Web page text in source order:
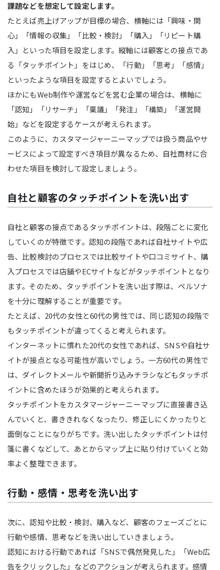
課題などを想定して設定します。
たとえば売上げアップが目標の場合、横軸には「興味・関
心」「情報の収集」「比較・検討」「購入」「リピート購
入」といった項目を設定します。縦軸には顧客との接点であ
る「タッチポイント」をはじめ、「行動」「思考」「感情」
といったような項目を設定するとよいでしょう。
ほかにもWeb制作や運営などを営む企業の場合は、横軸に
「認知」「リサーチ」「稟議」「発注」「構築」「運営開
始」などを設定するケースが考えられます。
このように、カスタマージャーニーマップでは扱う商品やサ
ービスによって設定すべき項目が異なるため、自社商材に合
わせた項目を検討して設定しましょう。
自社と顧客のタッチポイントを洗い出す
自社と顧客の接点であるタッチポイントは、段階ごとに変化
していくのが特徴です。認知の段階であれば自社サイトや広
告、比較検討のプロセスでは比較サイトや口コミサイト、購
入プロセスでは店舗やECサイトなどがタッチポイントとなり
ます。そのため、タッチポイントを洗い出す際は、ペルソナ
を十分に理解することが重要です。
たとえば、20代の女性と60代の男性では、同じ認知の段階で
もタッチポイントが違ってくると考えられます。
インターネットに慣れた20代の女性であれば、SNSや自社サ
イトが接点となる可能性が高いでしょう。一方60代の男性で
は、ダイレクトメールや新聞折り込みチラシなどもタッチポ
イントに含めたほうが効果的と考えられます。
タッチポイントをカスタマージャーニーマップに直接書き込
んでいくと、書ききれなくなったり、修正しにくかったりと
面倒なことになりがちです。洗い出したタッチポイントは付
箋に書くなどして、あとからマップ上に貼り付けていくと効
率よく整理できます。
行動・感情・思考を洗い出す
次に、認知や比較・検討、購入など、顧客のフェーズごとに
行動や感情、思考などを洗い出していきましょう。
認知における行動であれば「SNSで偶然発見した」「Web広
告をクリックした」などのアクションが考えられます。感情